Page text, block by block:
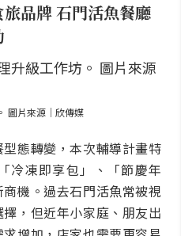
品牌 石門活魚餐廳
圖片來源｜欣傳媒
態轉變，本次輔導計畫特
冷凍即享包」、「節慶年
機。過去石門活魚常被視
，但近年小家庭、朋友出